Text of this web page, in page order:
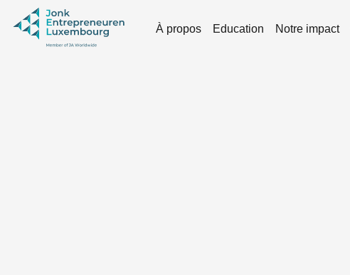
Skip to main content
À propos
Education Notre impact